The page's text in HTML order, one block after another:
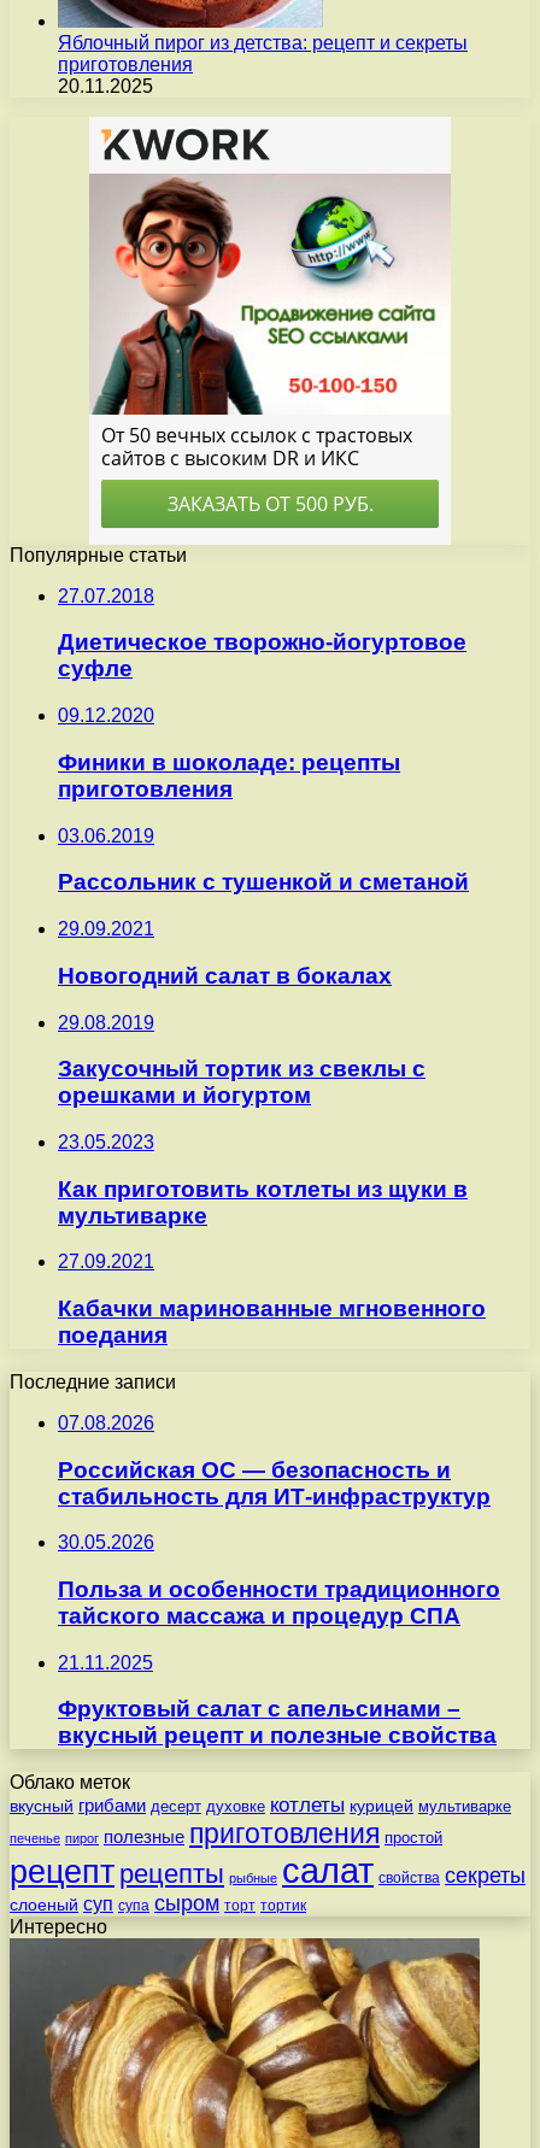
Яблочный пирог из детства: рецепт и секреты
приготовления
20.11.2025
Популярные статьи
27.07.2018
Диетическое творожно-йогуртовое
суфле
09.12.2020
Финики в шоколаде: рецепты
приготовления
03.06.2019
Рассольник с тушенкой и сметаной
29.09.2021
Новогодний салат в бокалах
29.08.2019
Закусочный тортик из свеклы с
орешками и йогуртом
23.05.2023
Как приготовить котлеты из щуки в
мультиварке
27.09.2021
Кабачки маринованные мгновенного
поедания
Последние записи
07.08.2026
Российская ОС — безопасность и
стабильность для ИТ-инфраструктур
30.05.2026
Польза и особенности традиционного
тайского массажа и процедур СПА
21.11.2025
Фруктовый салат с апельсинами –
вкусный рецепт и полезные свойства
Облако меток
вкусный грибами десерт духовке котлеты курицей мультиварке
печенье пирог полезные приготовления простой
рецепт рецепты рыбные салат свойства секреты
слоеный суп супа сыром торт тортик
Интересно